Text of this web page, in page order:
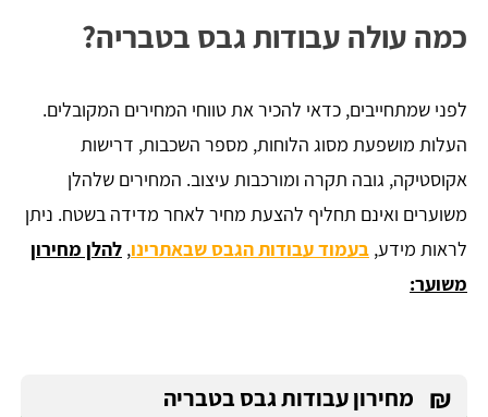
כמה עולה עבודות גבס בטבריה?
לפני שמתחייבים, כדאי להכיר את טווחי המחירים המקובלים.
העלות מושפעת מסוג הלוחות, מספר השכבות, דרישות
אקוסטיקה, גובה תקרה ומורכבות עיצוב. המחירים שלהלן
משוערים ואינם תחליף להצעת מחיר לאחר מדידה בשטח. ניתן
לראות מידע, בעמוד עבודות הגבס שבאתרינו, להלן מחירון
משוער:
₪ מחירון עבודות גבס בטבריה